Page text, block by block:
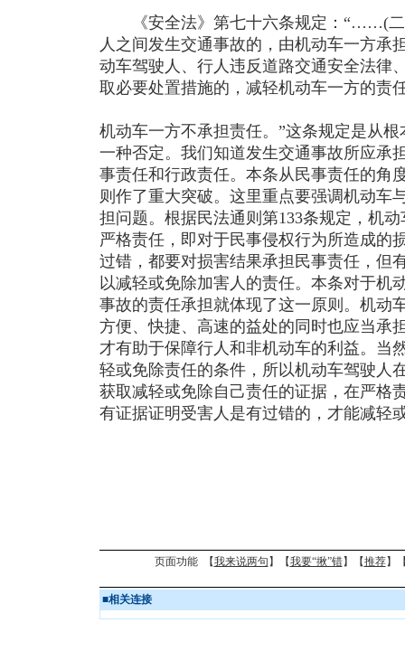
《安全法》第七十六条规定：“……(二)
人之间发生交通事故的，由机动车一方承
动车驾驶人、行人违反道路交通安全法律
取必要处置措施的，减轻机动车一方的责
机动车一方不承担责任。”这条规定是从
一种否定。我们知道发生交通事故所应承
事责任和行政责任。本条从民事责任的角
则作了重大突破。这里重点要强调机动车
担问题。根据民法通则第133条规定，机
严格责任，即对于民事侵权行为所造成的
过错，都要对损害结果承担民事责任，但
以减轻或免除加害人的责任。本条对于机
事故的责任承担就体现了这一原则。机动
方便、快捷、高速的益处的同时也应当承
才有助于保障行人和非机动车的利益。当
轻或免除责任的条件，所以机动车驾驶人
获取减轻或免除自己责任的证据，在严格
有证据证明受害人是有过错的，才能减轻
页面功能 【我来说两句 】【我要“揪”错】【推荐】
■相关连接